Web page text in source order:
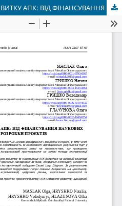
ІННОВАЦІЙНІ МОДЕЛІ РОЗВИТКУ АПК: ВІД ФІНАНСУВАННЯ НАУКОВИХ ДОСЛІДЖЕНЬ ДО РОЗРОБКИ ПРОЄКТІВ